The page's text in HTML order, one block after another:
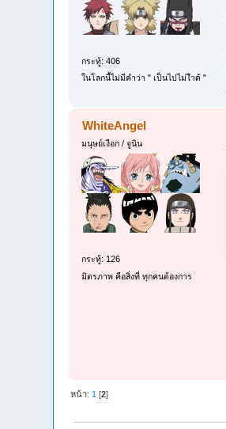
กระทู้: 406
ในโลกนี้ไม่มีคำว่า " เป็นไปไม่ไำด้ "
WhiteAngel
มนุษย์เงือก / จูนิน
กระทู้: 126
มิตรภาพ คือสิ่งที่ ทุกคนต้องการ
หน้า: 1 [2]